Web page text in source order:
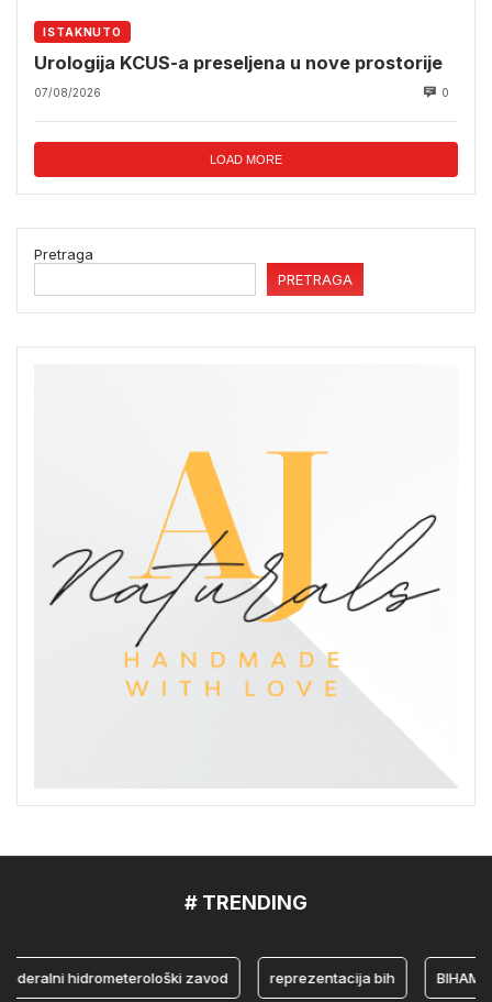
ISTAKNUTO
Urologija KCUS-a preseljena u nove prostorije
07/08/2026 0
LOAD MORE
Pretraga
PRETRAGA
# TRENDING
hidrometerološki zavod reprezentacija bih BIHAMK